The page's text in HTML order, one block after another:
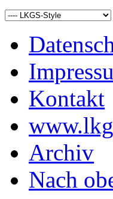
Kontakt
Archiv
Nach